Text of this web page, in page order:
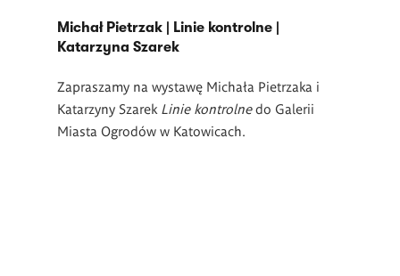
Michał Pietrzak | Linie kontrolne |
Katarzyna Szarek
Zapraszamy na wystawę Michała Pietrzaka i
Katarzyny Szarek Linie kontrolnedo Galerii
Miasta Ogrodów w Katowicach.